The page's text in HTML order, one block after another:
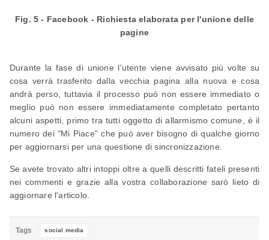
Fig. 5 - Facebook - Richiesta elaborata per l'unione delle
pagine
Durante la fase di unione l'utente viene avvisato più volte su
cosa verrà trasferito dalla vecchia pagina alla nuova e cosa
andrà perso, tuttavia il processo può non essere immediato o
meglio può non essere immediatamente completato pertanto
alcuni aspetti, primo tra tutti oggetto di allarmismo comune, è il
numero dei "Mi Piace" che può aver bisogno di qualche giorno
per aggiornarsi per una questione di sincronizzazione.
Se avete trovato altri intoppi oltre a quelli descritti fateli presenti
nei commenti e grazie alla vostra collaborazione sarò lieto di
aggiornare l'articolo.
Tags social media